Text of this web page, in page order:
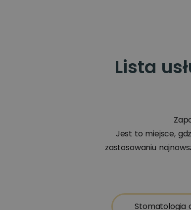
Lista
Jest to miejsce,
zastosowaniu
Stomatologia